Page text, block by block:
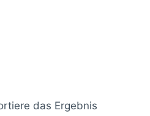
das Ergebnis